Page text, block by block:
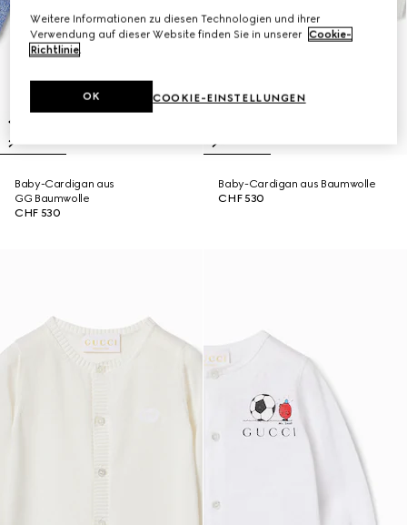
Baby-Cardigan aus
GG Baumwolle
CHF 530
Baby-Cardigan aus Baumwolle
CHF 530
Weitere Informationen zu diesen Technologien und ihrer
Verwendung auf dieser Website finden Sie in unserer Cookie-
Richtlinie.
COOKIE-EINSTELLUNGEN
OK